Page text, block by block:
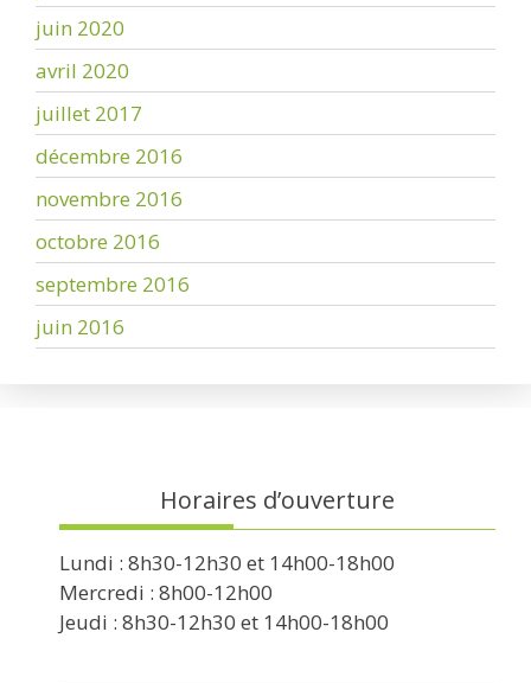
juin 2020
avril 2020
juillet 2017
décembre 2016
novembre 2016
octobre 2016
septembre 2016
juin 2016
Horaires d’ouverture
Lundi : 8h30-12h30 et 14h00-18h00
Mercredi : 8h00-12h00
Jeudi : 8h30-12h30 et 14h00-18h00